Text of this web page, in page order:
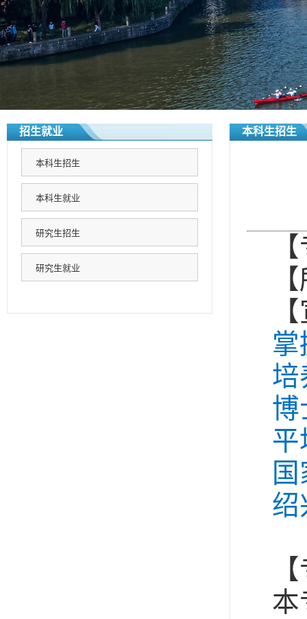
招生就业
本科生招生
本科生就业
研究生招生
研究生就业
本科生招生
掌
培
博
平
绍
本